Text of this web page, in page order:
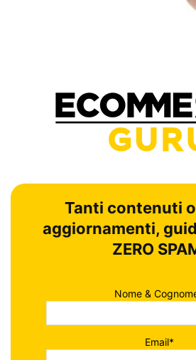
Tanti contenuti
aggiornamenti,
ZERO
Nome &
Email*